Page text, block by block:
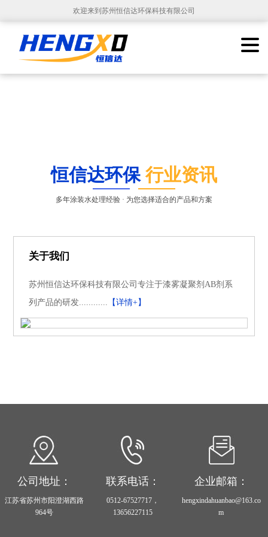
欢迎来到苏州恒信达环保科技有限公司
恒信达环保 行业资讯
多年涂装水处理经验 · 为您选择适合的产品和方案
关于我们
苏州恒信达环保科技有限公司专注于漆雾凝聚剂AB剂系
列产品的研发............ 【详情+】
公司地址：
江苏省苏州市阳澄湖西路
964号
联系电话：
0512-67527717，
13656227115
企业邮箱：
hengxindahuanbao@163.co
m